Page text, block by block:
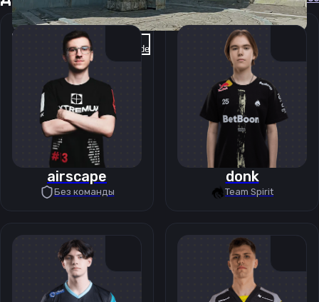
Previous slide Next slide
airscape
Без команды
donk
Team Spirit